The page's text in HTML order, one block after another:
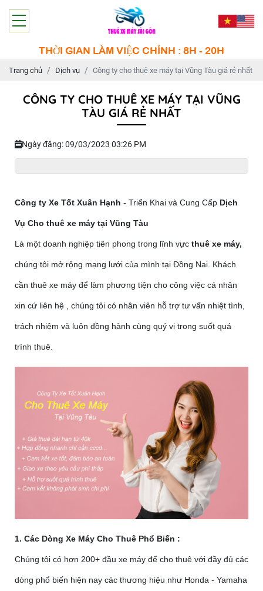
THỜI GIAN LÀM VIỆC CHÍNH : 8H - 20H
Trang chủ Dịch vụ Công ty cho thuê xe máy tại Vũng Tàu giá rẻ nhất
CÔNG TY CHO THUÊ XE MÁY TẠI VŨNG
TÀU GIÁ RẺ NHẤT
Ngày đăng: 09/03/2023 03:26 PM
Công ty Xe Tốt Xuân Hạnh - Triển Khai và Cung Cấp Dịch
Vụ Cho thuê xe máy tại Vũng Tàu
Là một doanh nghiệp tiên phong trong lĩnh vực thuê xe máy,
chúng tôi mở rộng mạng lưới của mình tại Đồng Nai. Khách
cần thuê xe máy để làm phương tiện cho công việc cá nhân
xin cứ liên hệ , chúng tôi có nhân viên hỗ trợ tư vấn nhiệt tình,
trách nhiệm và luôn đồng hành cùng quý vị trong suốt quá
trình thuê.
1. Các Dòng Xe Máy Cho Thuê Phổ Biến :
Chúng tôi có hơn 200+ đầu xe máy để cho thuê với đầy đủ các
dòng phổ biến hiện nay các thương hiệu như Honda - Yamaha